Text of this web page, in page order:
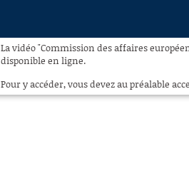
La vidéo "Commission des affaires
disponible en ligne.
Pour y accéder, vous devez au préalable